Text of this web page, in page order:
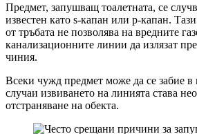
Предмет, запушващ тоалетната, се
известен като s-капан или p-капан.
от тръбата не позволява на вредните
канализационните линии да излязат
чиния.
Всеки чужд предмет може да се забие в
случаи извиването на линията става
отстраняване на обекта.